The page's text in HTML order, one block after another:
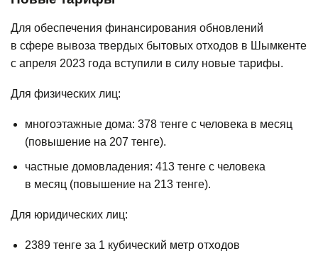
Для обеспечения финансирования обновлений
в сфере вывоза твердых бытовых отходов в Шымкенте
с апреля 2023 года вступили в силу новые тарифы.
Для физических лиц:
многоэтажные дома: 378 тенге с человека в месяц
(повышение на 207 тенге).
частные домовладения: 413 тенге с человека
в месяц (повышение на 213 тенге).
Для юридических лиц:
2389 тенге за 1 кубический метр отходов